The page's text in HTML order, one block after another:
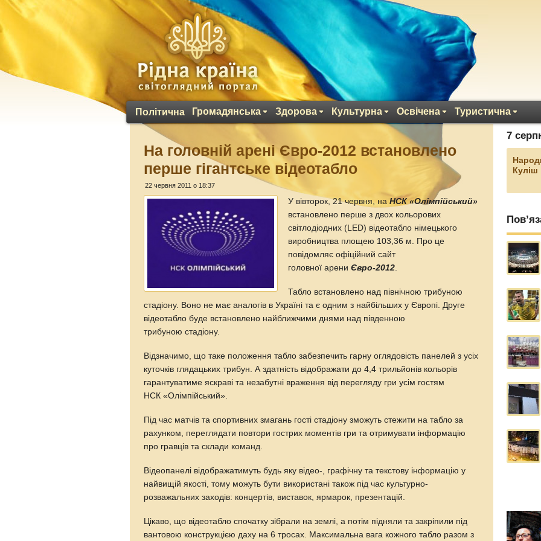
Політична Громадянська Здорова Культурна Освічена Туристична
На головній арені Євро-2012 встановлено
перше гігантське відеотабло
22 червня 2011 о 18:37
У вівторок, 21 червня, наНСК «Олімпійський»
встановлено перше з двох кольорових
світлодіодних (LED) відеотабло німецького
виробництва площею 103,36 м. Про це
повідомляє офіційний сайт
головної арениЄвро-2012.
Табло встановлено над північною трибуною
стадіону. Воно не має аналогів в Україні та є одним з найбільших у Європі. Друге
відеотабло буде встановлено найближчими днями над південною
трибуною стадіону.
Відзначимо, що таке положення табло забезпечить гарну оглядовість панелей з усіх
куточків глядацьких трибун. А здатність відображати до 4,4 трильйонів кольорів
гарантуватиме яскраві та незабутні враження від перегляду гри усім гостям
НСК «Олімпійський».
Під час матчів та спортивних змагань гості стадіону зможуть стежити на табло за
рахунком, переглядати повтори гострих моментів гри та отримувати інформацію
про гравців та склади команд.
Відеопанелі відображатимуть будь яку відео-, графічну та текстову інформацію у
найвищій якості, тому можуть бути використані також під час культурно-
розважальних заходів: концертів, виставок, ярмарок, презентацій.
Цікаво, що відеотабло спочатку зібрали на землі, а потім підняли та закріпили під
вантовою конструкцією даху на 6 тросах. Максимальна вага кожного табло разом з
7
Куліш